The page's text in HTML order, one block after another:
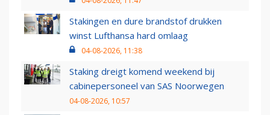
Stakingen en dure brandstof drukken
winst Lufthansa hard omlaag
04-08-2026, 11:38
Staking dreigt komend weekend bij
cabinepersoneel van SAS Noorwegen
04-08-2026, 10:57